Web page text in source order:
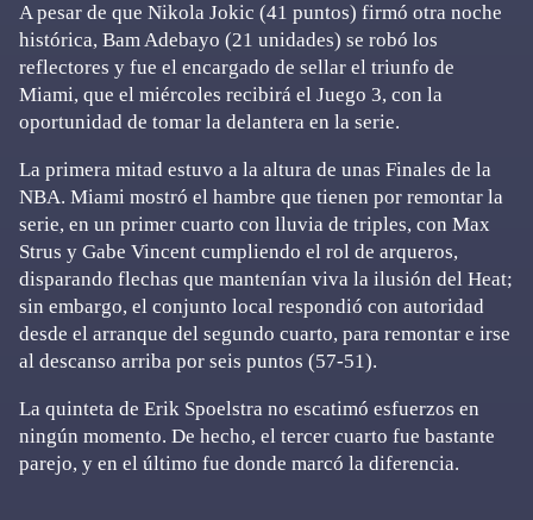
A pesar de que Nikola Jokic (41 puntos) firmó otra noche
histórica, Bam Adebayo (21 unidades) se robó los
reflectores y fue el encargado de sellar el triunfo de
Miami, que el miércoles recibirá el Juego 3, con la
oportunidad de tomar la delantera en la serie.
La primera mitad estuvo a la altura de unas Finales de la
NBA. Miami mostró el hambre que tienen por remontar la
serie, en un primer cuarto con lluvia de triples, con Max
Strus y Gabe Vincent cumpliendo el rol de arqueros,
disparando flechas que mantenían viva la ilusión del Heat;
sin embargo, el conjunto local respondió con autoridad
desde el arranque del segundo cuarto, para remontar e irse
al descanso arriba por seis puntos (57-51).
La quinteta de Erik Spoelstra no escatimó esfuerzos en
ningún momento. De hecho, el tercer cuarto fue bastante
parejo, y en el último fue donde marcó la diferencia.